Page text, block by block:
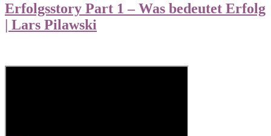
Erfolgsstory Part 1 – Was bedeutet Erfolg
| Lars Pilawski